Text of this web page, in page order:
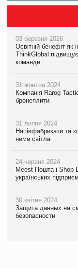
03 березня 2026
Освітній бенефіт як
ThinkGlobal
команди
31 жовтня 2024
Компанія Rarog
бронеплити
31 липня 2024
Напівфабрикати та
нема світла
24 червня 2024
Meest Пошта і
українських
30 квітня 2024
Защита данных на
безопасности